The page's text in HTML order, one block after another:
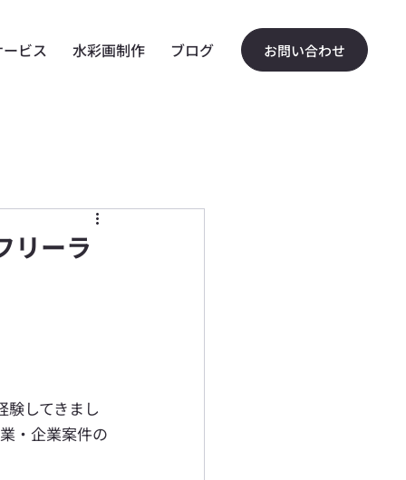
お問い合わせ
ビス 水彩画制作 ブログ
リーラ
験してきまし
・企業案件の